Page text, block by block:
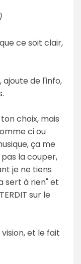
ce soit clair,
de l'info,
choix, mais
ci ou
ça me
la couper,
je ne tiens
sert à rien" et
sur le
et le fait